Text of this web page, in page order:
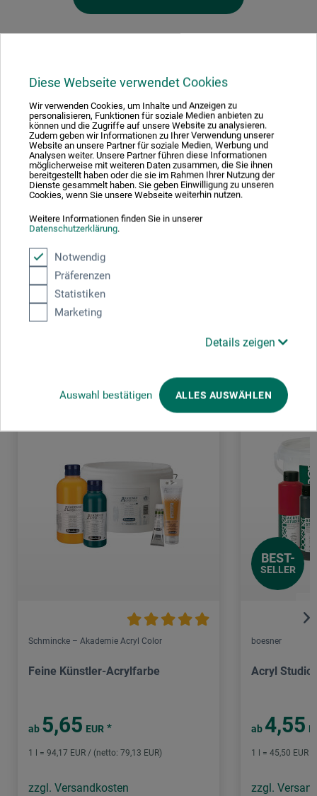
Diese Webseite verwendet Cookies
Wir verwenden Cookies, um Inhalte und Anzeigen zu
personalisieren, Funktionen für soziale Medien anbieten zu
können und die Zugriffe auf unsere Website zu analysieren.
Zudem geben wir Informationen zu Ihrer Verwendung unserer
Website an unsere Partner für soziale Medien, Werbung und
Analysen weiter. Unsere Partner führen diese Informationen
möglicherweise mit weiteren Daten zusammen, die Sie ihnen
bereitgestellt haben oder die sie im Rahmen Ihrer Nutzung der
Dienste gesammelt haben. Sie geben Einwilligung zu unseren
Cookies, wenn Sie unsere Webseite weiterhin nutzen.
Weitere Informationen finden Sie in unserer
Datenschutzerklärung.
Notwendig
Präferenzen
Statistiken
Marketing
Details zeigen
Auswahl bestätigen ALLES AUSWÄHLEN
Hersteller-Kontakt
Hier finden Sie die Kontaktdaten des Herstellers zu
diesem Produkt.
boesner GmbH holding + innovations
Gewerkenstr. 2
58456 Witten
DE
pm@boesner.com
Kunden kauften auch
Schmincke – Akademie Acryl Color
Feine Künstler-Acrylfarbe
ab 5,65 EUR *
1 l = 94,17 EUR / (netto: 79,13 EUR)
zzgl. Versandkosten
BEST-
SELLER
boesner
Acryl Studio
ab 4,55
1 l = 45,50 EUR
zzgl.